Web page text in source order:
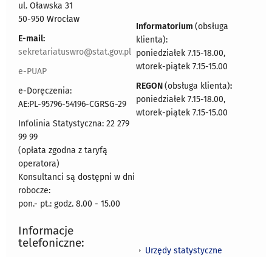
ul. Oławska 31
50-950 Wrocław
E-mail:
sekretariatuswro@stat.gov.pl
e-PUAP
e-Doręczenia:
AE:PL-95796-54196-CGRSG-29
Infolinia Statystyczna: 22 279
99 99
(opłata zgodna z taryfą
operatora)
Konsultanci są dostępni w dni
robocze:
pon.- pt.: godz. 8.00 - 15.00
Informatorium (obsługa
klienta):
poniedziałek 7.15-18.00,
wtorek-piątek 7.15-15.00
REGON(obsługa klienta):
poniedziałek 7.15-18.00,
wtorek-piątek 7.15-15.00
Informacje
telefoniczne:
Urzędy statystyczne